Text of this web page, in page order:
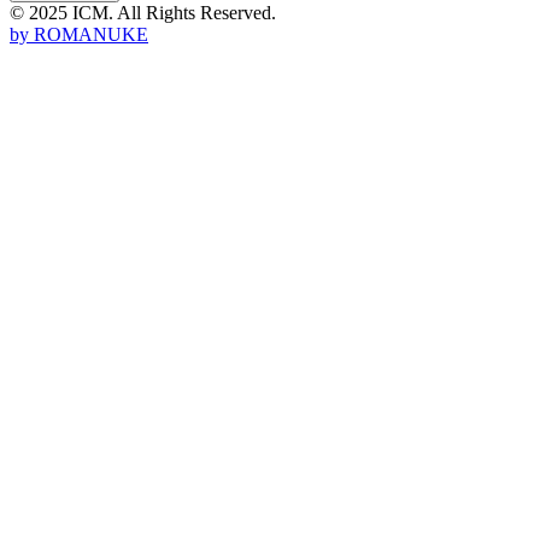
© 2025 ICM. All Rights Reserved.
by ROMANUKE